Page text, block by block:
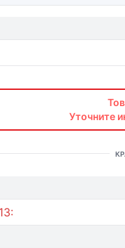
Уточните